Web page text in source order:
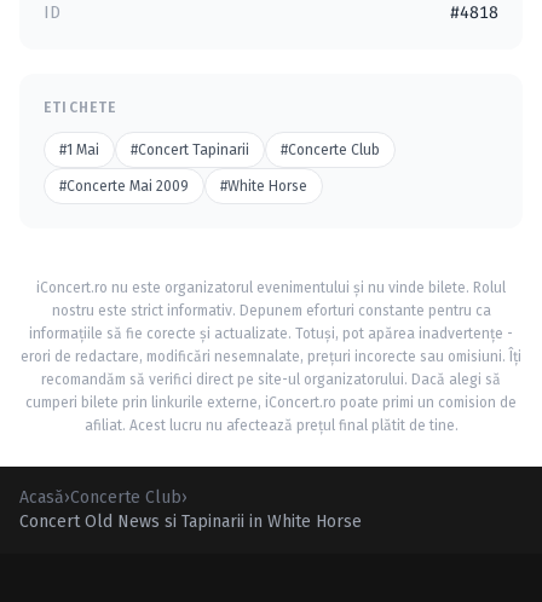
ID #4818
ETICHETE
#1 Mai #Concert Tapinarii #Concerte Club
#Concerte Mai 2009 #White Horse
iConcert.ro nu este organizatorul evenimentului și nu vinde bilete. Rolul
nostru este strict informativ. Depunem eforturi constante pentru ca
informațiile să fie corecte și actualizate. Totuși, pot apărea inadvertențe -
erori de redactare, modificări nesemnalate, prețuri incorecte sau omisiuni. Îți
recomandăm să verifici direct pe site-ul organizatorului. Dacă alegi să
cumperi bilete prin linkurile externe, iConcert.ro poate primi un comision de
afiliat. Acest lucru nu afectează prețul final plătit de tine.
Acasă›Concerte Club›
Concert Old News si Tapinarii in White Horse